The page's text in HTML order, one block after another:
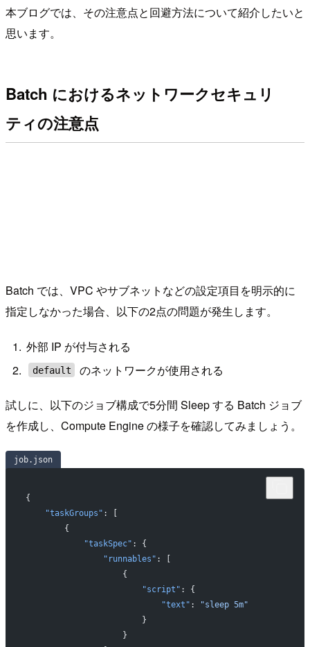
本ブログでは、その注意点と回避方法について紹介したいと
思います。
Batch におけるネットワークセキュリ
ティの注意点
Batch では、VPC やサブネットなどの設定項目を明示的に
指定しなかった場合、以下の2点の問題が発生します。
外部 IP が付与される
default のネットワークが使用される
試しに、以下のジョブ構成で5分間 Sleep する Batch ジョブ
を作成し、Compute Engine の様子を確認してみましょう。
job.json
{
    "taskGroups"
: [
        {
            "taskSpec"
: {
                "runnables"
: [
                    {
                        "script"
: {
                            "text"
:
"sleep 5m"
                        }
                    }